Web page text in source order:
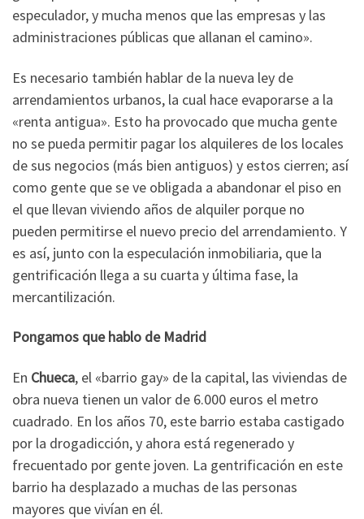
especulador, y mucha menos que las empresas y las
administraciones públicas que allanan el camino».
Es necesario también hablar de la nueva ley de
arrendamientos urbanos, la cual hace evaporarse a la
«renta antigua». Esto ha provocado que mucha gente
no se pueda permitir pagar los alquileres de los locales
de sus negocios (más bien antiguos) y estos cierren; así
como gente que se ve obligada a abandonar el piso en
el que llevan viviendo años de alquiler porque no
pueden permitirse el nuevo precio del arrendamiento. Y
es así, junto con la especulación inmobiliaria, que la
gentrificación llega a su cuarta y última fase, la
mercantilización.
Pongamos que hablo de Madrid
En Chueca, el «barrio gay» de la capital, las viviendas de
obra nueva tienen un valor de 6.000 euros el metro
cuadrado. En los años 70, este barrio estaba castigado
por la drogadicción, y ahora está regenerado y
frecuentado por gente joven. La gentrificación en este
barrio ha desplazado a muchas de las personas
mayores que vivían en él.